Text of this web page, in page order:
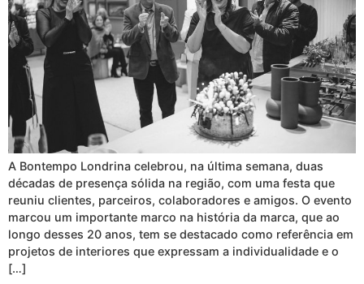
A Bontempo Londrina celebrou, na última semana, duas
décadas de presença sólida na região, com uma festa que
reuniu clientes, parceiros, colaboradores e amigos. O evento
marcou um importante marco na história da marca, que ao
longo desses 20 anos, tem se destacado como referência em
projetos de interiores que expressam a individualidade e o
[…]